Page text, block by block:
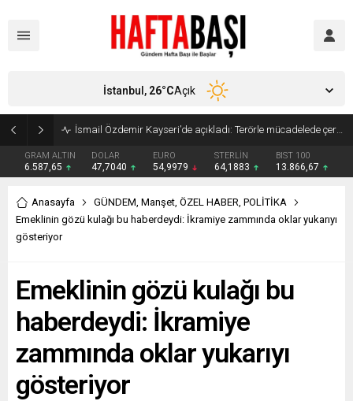
Süleyman Soylu ‘çok korktum’ deyip ilk kez açıkladı: En büyük tehdit dışarısıdır!
GRAM ALTIN
6.587,65
DOLAR
47,7040
EURO
54,9979
STERLİN
64,1883
BIST 100
13.866,67
İstanbul, 26°CAçık
Anasayfa GÜNDEM, Manşet, ÖZEL HABER, POLİTİKA
Emeklinin gözü kulağı bu haberdeydi: İkramiye zammında oklar yukarıyı
gösteriyor
Emeklinin gözü kulağı bu
haberdeydi: İkramiye
zammında oklar yukarıyı
gösteriyor